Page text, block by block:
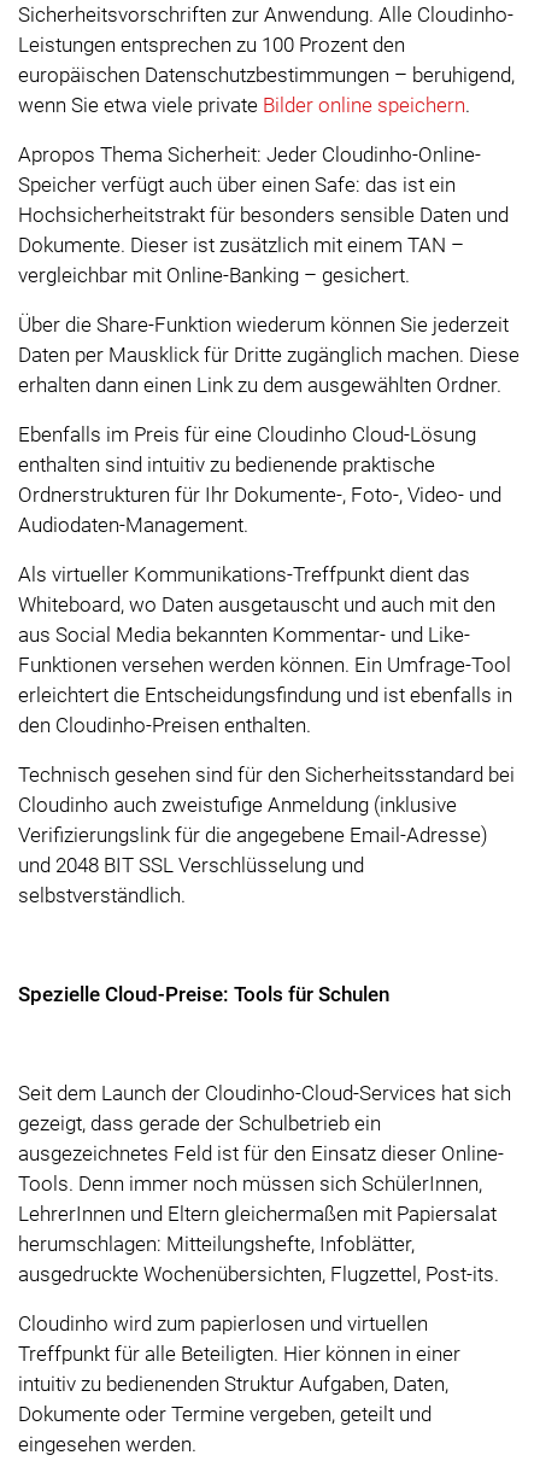
Sicherheitsvorschriften zur Anwendung. Alle Cloudinho-
Leistungen entsprechen zu 100 Prozent den
europäischen Datenschutzbestimmungen – beruhigend,
wenn Sie etwa viele private Bilder online speichern.
Apropos Thema Sicherheit: Jeder Cloudinho-Online-
Speicher verfügt auch über einen Safe: das ist ein
Hochsicherheitstrakt für besonders sensible Daten und
Dokumente. Dieser ist zusätzlich mit einem TAN –
vergleichbar mit Online-Banking – gesichert.
Über die Share-Funktion wiederum können Sie jederzeit
Daten per Mausklick für Dritte zugänglich machen. Diese
erhalten dann einen Link zu dem ausgewählten Ordner.
Ebenfalls im Preis für eine Cloudinho Cloud-Lösung
enthalten sind intuitiv zu bedienende praktische
Ordnerstrukturen für Ihr Dokumente-, Foto-, Video- und
Audiodaten-Management.
Als virtueller Kommunikations-Treffpunkt dient das
Whiteboard, wo Daten ausgetauscht und auch mit den
aus Social Media bekannten Kommentar- und Like-
Funktionen versehen werden können. Ein Umfrage-Tool
erleichtert die Entscheidungsfindung und ist ebenfalls in
den Cloudinho-Preisen enthalten.
Technisch gesehen sind für den Sicherheitsstandard bei
Cloudinho auch zweistufige Anmeldung (inklusive
Verifizierungslink für die angegebene Email-Adresse)
und 2048 BIT SSL Verschlüsselung und
selbstverständlich.
Spezielle Cloud-Preise: Tools für Schulen
Seit dem Launch der Cloudinho-Cloud-Services hat sich
gezeigt, dass gerade der Schulbetrieb ein
ausgezeichnetes Feld ist für den Einsatz dieser Online-
Tools. Denn immer noch müssen sich SchülerInnen,
LehrerInnen und Eltern gleichermaßen mit Papiersalat
herumschlagen: Mitteilungshefte, Infoblätter,
ausgedruckte Wochenübersichten, Flugzettel, Post-its.
Cloudinho wird zum papierlosen und virtuellen
Treffpunkt für alle Beteiligten. Hier können in einer
intuitiv zu bedienenden Struktur Aufgaben, Daten,
Dokumente oder Termine vergeben, geteilt und
eingesehen werden.